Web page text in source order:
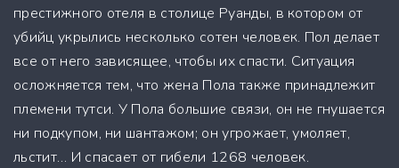
престижного отеля в столице Руанды, в котором от
убийц укрылись несколько сотен человек. Пол делает
все от него зависящее, чтобы их спасти. Ситуация
осложняется тем, что жена Пола также принадлежит
племени тутси. У Пола большие связи, он не гнушается
ни подкупом, ни шантажом; он угрожает, умоляет,
льстит… И спасает от гибели 1268 человек.